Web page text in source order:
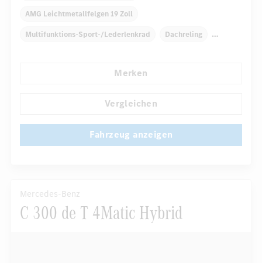
AMG Leichtmetallfelgen 19 Zoll
Multifunktions-Sport-/Lederlenkrad Dachreling
Navigationssystem
Merken
Vergleichen
Fahrzeug anzeigen
Mercedes-Benz
C 300 de T 4Matic Hybrid